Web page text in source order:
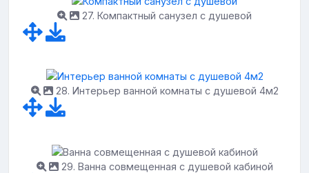
27. Компактный санузел с душевой
28. Интерьер ванной комнаты с душевой 4м2
29. Ванна совмещенная с душевой кабиной